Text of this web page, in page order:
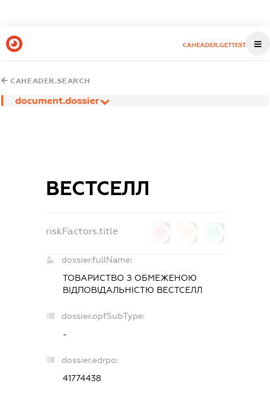
CAHEADER.GETTEST
CAHEADER.SEARCH
document.dossier
ВЕСТСЕЛЛ
riskFactors.title
dossier.fullName:
ТОВАРИСТВО З ОБМЕЖЕНОЮ
ВІДПОВІДАЛЬНІСТЮ ВЕСТСЕЛЛ
dossier.opfSubType:
-
dossier.edrpo:
41774438